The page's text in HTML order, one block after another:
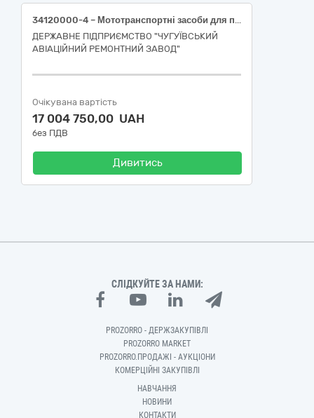
34120000-4 – Мототранспортні засоби для перевезення 10 і більше осіб (34121000-1 Міські та туристичні автобуси)
ДЕРЖАВНЕ ПІДПРИЄМСТВО "ЧУГУЇВСЬКИЙ
АВІАЦІЙНИЙ РЕМОНТНИЙ ЗАВОД"
Очікувана вартість
17 004 750,00 UAH
без ПДВ
Дивитись
СЛІДКУЙТЕ ЗА НАМИ:
PROZORRO - ДЕРЖЗАКУПІВЛІ
PROZORRO MARKET
PROZORRO.ПРОДАЖІ - АУКЦІОНИ
КОМЕРЦІЙНІ ЗАКУПІВЛІ
НАВЧАННЯ
НОВИНИ
КОНТАКТИ